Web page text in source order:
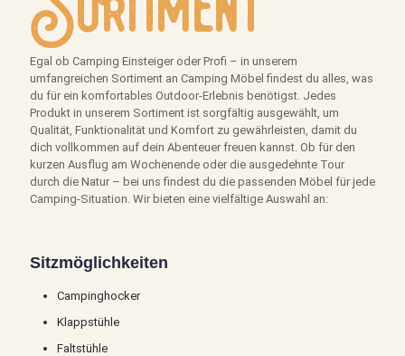
Sortiment
Egal ob Camping Einsteiger oder Profi – in unserem
umfangreichen Sortiment an Camping Möbel findest du alles, was
du für ein komfortables Outdoor-Erlebnis benötigst. Jedes
Produkt in unserem Sortiment ist sorgfältig ausgewählt, um
Qualität, Funktionalität und Komfort zu gewährleisten, damit du
dich vollkommen auf dein Abenteuer freuen kannst. Ob für den
kurzen Ausflug am Wochenende oder die ausgedehnte Tour
durch die Natur – bei uns findest du die passenden Möbel für jede
Camping-Situation. Wir bieten eine vielfältige Auswahl an:
Sitzmöglichkeiten
Campinghocker
Klappstühle
Faltstühle